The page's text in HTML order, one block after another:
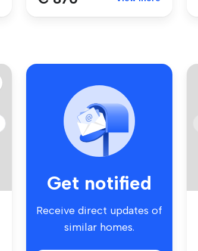
Get notified
Receive direct updates of
similar homes.